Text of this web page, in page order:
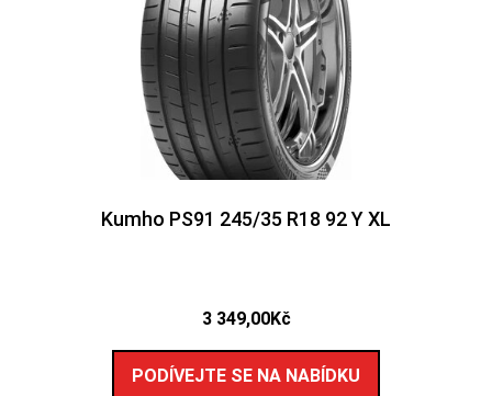
Kumho PS91 245/35 R18 92 Y XL
3 349,00Kč
PODÍVEJTE SE NA NABÍDKU